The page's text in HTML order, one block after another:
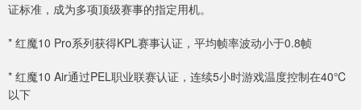
证标准，成为多项顶级赛事的指定用机。
* 红魔10 Pro系列获得KPL赛事认证，平均帧率波动小于0.8帧
* 红魔10 Air通过PEL职业联赛认证，连续5小时游戏温度控制在40℃
以下